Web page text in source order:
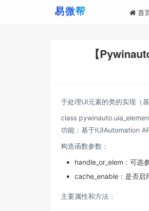
首
【
于处理UI元素的类的实现（
class
功能：基于IUIAutomation
构造函数参数：
handle_or_elem：可选
cache_enable：是否启
主要属性和方法：